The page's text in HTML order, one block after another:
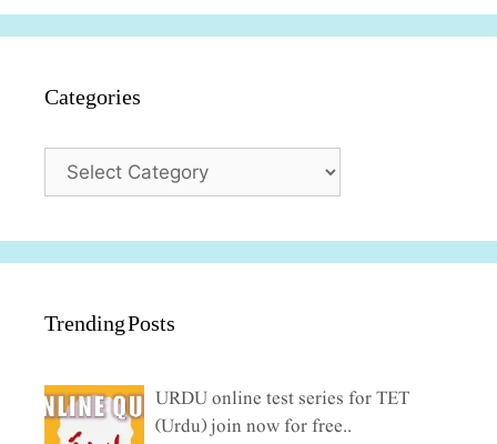
Categories
Trending Posts
URDU online test series for TET
(Urdu) join now for free..